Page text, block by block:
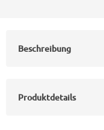
Beschreibung
Produktdetails